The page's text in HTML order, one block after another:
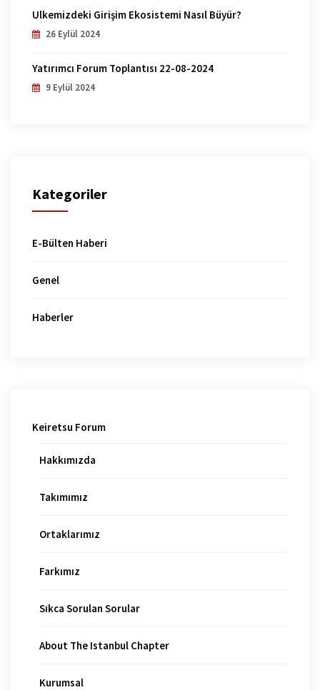
Ülkemizdeki Girişim Ekosistemi Nasıl Büyür?
26 Eylül 2024
Yatırımcı Forum Toplantısı 22-08-2024
9 Eylül 2024
Kategoriler
E-Bülten Haberi
Genel
Haberler
Keiretsu Forum
Hakkımızda
Takımımız
Ortaklarımız
Farkımız
Sıkca Sorulan Sorular
About The Istanbul Chapter
Kurumsal